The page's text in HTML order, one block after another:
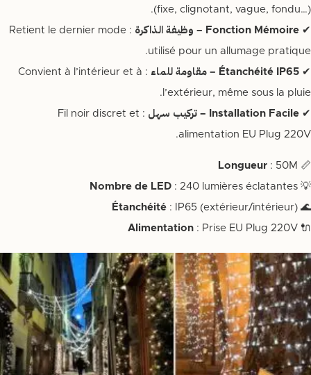
(fixe, clignotant, vague, fondu…).
✔ Fonction Mémoire – وظيفة الذاكرة
: Retient le dernier mode
utilisé pour un allumage pratique.
✔ Étanchéité IP65 – مقاومة للماء
: Convient à l’intérieur et à
l’extérieur, même sous la pluie.
✔ Installation Facile – تركيب سهل
: Fil noir discret et
alimentation EU Plug 220V.
📏
Longueur : 50M
💡
Nombre de LED : 240 lumières éclatantes
🌊
Étanchéité : IP65 (extérieur/intérieur)
🔌
Alimentation : Prise EU Plug 220V